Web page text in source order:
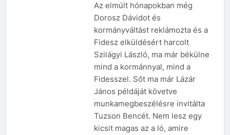
adatbázisa – gödi
név is a listán!
10 Hónap Ezelőtt
Dunakeszi
méltóságteljesen
emlékezett az aradi
vértanúkra
10 Hónap Ezelőtt
Közel 20 ezer
felhasználó adatai
szivároghattak ki –
a Tisza Világ
applikáció
botránya
10 Hónap Ezelőtt
Dobrev programot
hirdet, a Tisza a Dunán
hajókázik
10 Hónap Ezelőtt
Az elmúlt hónapokban még
Dorosz Dávidot és
kormányváltást reklámozta és a
Fidesz elküldésért harcolt
Szilágyi László, ma már békülne
mind a kormánnyal, mind a
Fidesszel. Sőt ma már Lázár
János példáját követve
munkamegbeszélésre invitálta
Tuzson Bencét. Nem lesz egy
kicsit magas az a ló, amire